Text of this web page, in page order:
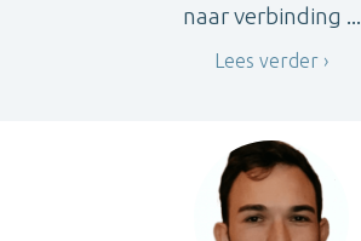
naar verbinding ...
Lees verder